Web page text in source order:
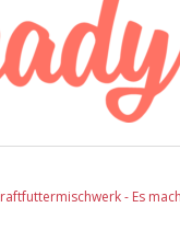
- Es